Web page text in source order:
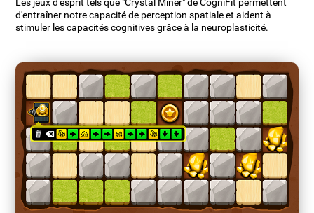
Les jeux d'esprit tels que "Crystal Miner" de CogniFit permettent
d'entraîner notre capacité de perception spatiale et aident à
stimuler les capacités cognitives grâce à la neuroplasticité.